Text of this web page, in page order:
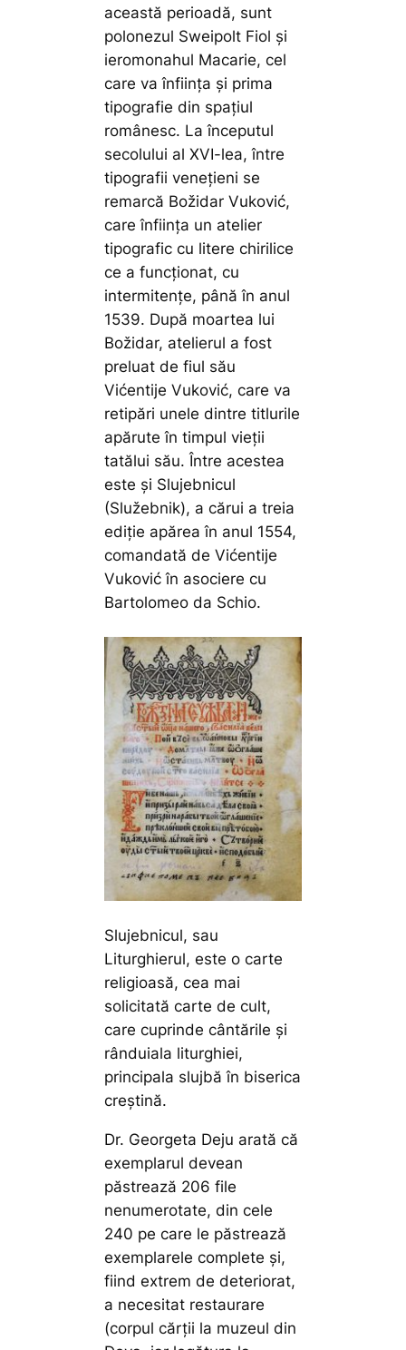
această perioadă, sunt
polonezul Sweipolt Fiol și
ieromonahul Macarie, cel
care va înființa și prima
tipografie din spațiul
românesc. La începutul
secolului al XVI-lea, între
tipografii venețieni se
remarcă Božidar Vuković,
care înființa un atelier
tipografic cu litere chirilice
ce a funcționat, cu
intermitențe, până în anul
1539. După moartea lui
Božidar, atelierul a fost
preluat de fiul său
Vićentije Vuković, care va
retipări unele dintre titlurile
apărute în timpul vieții
tatălui său. Între acestea
este și Slujebnicul
(Služebnik), a cărui a treia
ediție apărea în anul 1554,
comandată de Vićentije
Vuković în asociere cu
Bartolomeo da Schio.
Slujebnicul, sau
Liturghierul, este o carte
religioasă, cea mai
solicitată carte de cult,
care cuprinde cântările și
rânduiala liturghiei,
principala slujbă în biserica
creștină.
Dr. Georgeta Deju arată că
exemplarul devean
păstrează 206 file
nenumerotate, din cele
240 pe care le păstrează
exemplarele complete și,
fiind extrem de deteriorat,
a necesitat restaurare
(corpul cărții la muzeul din